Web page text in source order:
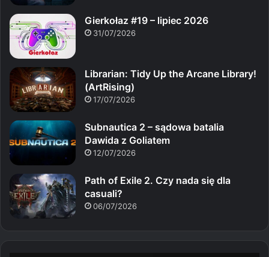
Gierkołaz #19 – lipiec 2026
31/07/2026
Librarian: Tidy Up the Arcane Library!
(ArtRising)
17/07/2026
Subnautica 2 – sądowa batalia
Dawida z Goliatem
12/07/2026
Path of Exile 2. Czy nada się dla
casuali?
06/07/2026